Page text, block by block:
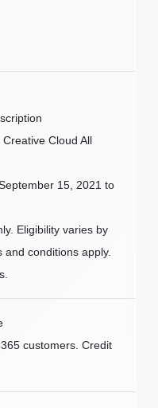
Cloud All
15, 2021 to
Eligibility varies by
conditions apply.
customers. Credit